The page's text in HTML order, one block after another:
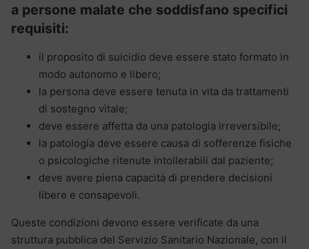
a persone malate che soddisfano specifici
requisiti:
il proposito di suicidio deve essere stato formato in
modo autonomo e libero;
la persona deve essere tenuta in vita da trattamenti
di sostegno vitale;
deve essere affetta da una patologia irreversibile;
la patologia deve essere causa di sofferenze fisiche
o psicologiche ritenute intollerabili dal paziente;
deve avere piena capacità di prendere decisioni
libere e consapevoli.
Queste condizioni devono essere verificate da una
struttura pubblica del Servizio Sanitario Nazionale, con il